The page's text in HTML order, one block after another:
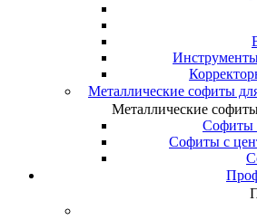
Металлические софиты
Металлические
Софиты
Софиты с